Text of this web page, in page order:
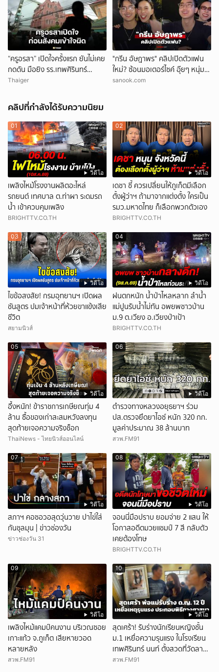
“ครูอรสา” เปิดใจครั้งแรก ยันไม่เคย
กดดัน มือยิง รร.เทพศิรินทร์
นนทบุรี
Thaiger
"กรีน อัษฎาพร" คลิปเปิดตัวแฟน
ใหม่? ซ้อนมอเตอร์ไซค์ อุ๊ยๆ หนุ่ม
หน้าคุ้นๆ
sanook.com
คลิปที่กำลังได้รับความนิยม
วิดีโอ
01
เพลิงไหม้โรงงานผลิตอะไหล่
รถยนต์ เทศบาล ต.ท่าผา ระดมรถ
น้ำ เข้าควบคุมเพลิง
BRIGHTTV.CO.TH
วิดีโอ
02
เดชา ชี้ ควรเปลี่ยนให้ภูเก็ตมีเลือก
ตั้งผู้ว่าฯ ถ้ามาจากแต่งตั้ง ใครเป็น
รมว.มหาดไทย ก็เลือกพวกตัวเอง
BRIGHTTV.CO.TH
วิดีโอ
03
ไขข้อสงสัย! กรมอุทยานฯ เปิดผล
ชันสูตร ปมเจ้าหน้าที่ห้วยขาแข้งเสีย
ชีวิต
สยามนิวส์
วิดีโอ
04
ฝนตกหนัก น้ำป่าไหลหลาก ลำน้ำ
แม่ปูนรับน้ำไม่ทัน อพยพชาวบ้าน
ม.9 ต.เวียง อ.เวียงป่าเป้า
BRIGHTTV.CO.TH
วิดีโอ
05
อึ้งหนัก! ข้าราชการเกษียณทุ่ม 4
ล้าน ซื้อของเก่าสะสมหวังลงทุน
สุดท้ายเจอความจริงช็อก
ThaiNews - ไทยนิวส์ออนไลน์
วิดีโอ
06
ตำรวจทางหลวงอยุธยาฯ ร่วม
ปส.ตรวจยึดยาไอซ์ หนัก 320 กก.
มูลค่าประมาณ 38 ล้านบาท
สวพ.FM91
วิดีโอ
07
สภาฯ คอซอวอสุดวุ่นวาย ปาไข่ใส่
กันชุลมุน | ข่าวช่องวัน
ข่าวช่องวัน 31
วิดีโอ
08
จอนนี่มือปราบ ยอมจ่าย 2 แสน ให้
โอกาสอดีตมวยแชมป์ 7 สี กลับตัว
เคยต้องโทษ
BRIGHTTV.CO.TH
วิดีโอ
09
เพลิงไหม้แคมป์คนงาน บริเวณซอย
เกาะแก้ว จ.ภูเก็ต เสียหายวอด
หลายหลัง
สวพ.FM91
วิดีโอ
10
สุดเศร้า! รับร่างนักเรียนหญิงชั้น
ม.1 เหยื่อความรุนแรง ในโรงเรียน
เทพศิรินทร์ นนท์ ตั้งสวดที่วัดลาด
ปลาดุก
สวพ.FM91